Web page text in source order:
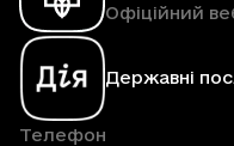
Офіційний
Державні
Телефон